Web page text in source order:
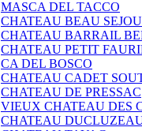
MASCA DEL TACCO
CHATEAU BEAU
CHATEAU BARRAIL
CHATEAU PETIT
CA DEL BOSCO
CHATEAU CADET
CHATEAU DE PRESSAC
VIEUX CHATEAU DES
CHATEAU